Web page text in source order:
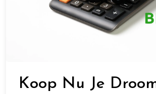
Koop Nu Je